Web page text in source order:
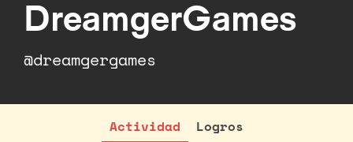
DreamgerGames
@dreamgergames
Actividad Logros